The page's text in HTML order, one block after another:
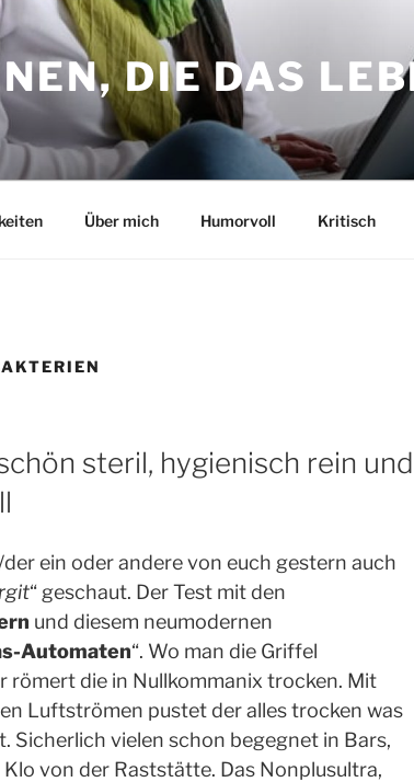
DIE DAS
Über mich Humorvoll Kritisch
steril, hygienisch rein und
ein oder andere von euch gestern auch
“ geschaut. Der Test mit den
und diesem neumodernen
Automaten“. Wo man die Griffel
römert die in Nullkommanix trocken. Mit
Luftströmen pustet der alles trocken was
Sicherlich vielen schon begegnet in Bars,
von der Raststätte. Das Nonplusultra,